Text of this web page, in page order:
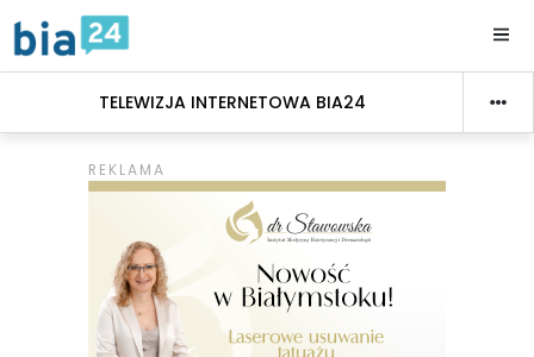
TELEWIZJA INTERNETOWA BIA24